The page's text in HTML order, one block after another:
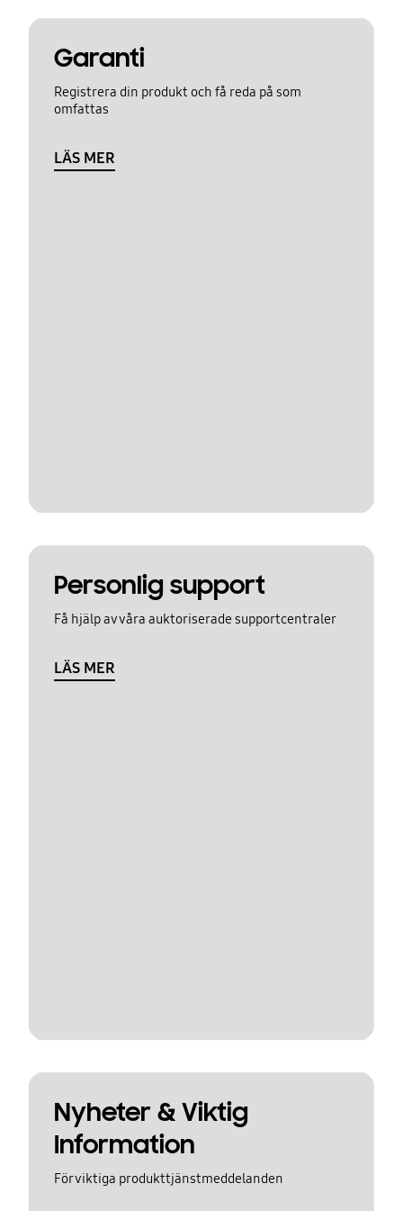
Garanti
Registrera din produkt och få reda på som
omfattas
LÄS MER
Personlig support
Få hjälp av våra auktoriserade supportcentraler
LÄS MER
Nyheter & Viktig
Information
För viktiga produkttjänstmeddelanden